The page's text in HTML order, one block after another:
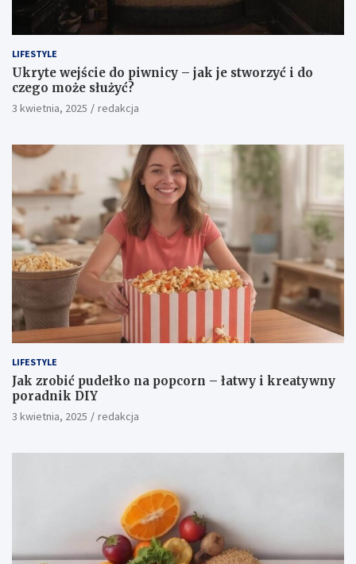
LIFESTYLE
Ukryte wejście do piwnicy – jak je stworzyć i do
czego może służyć?
3 kwietnia, 2025 redakcja
LIFESTYLE
Jak zrobić pudełko na popcorn – łatwy i kreatywny
poradnik DIY
3 kwietnia, 2025 redakcja